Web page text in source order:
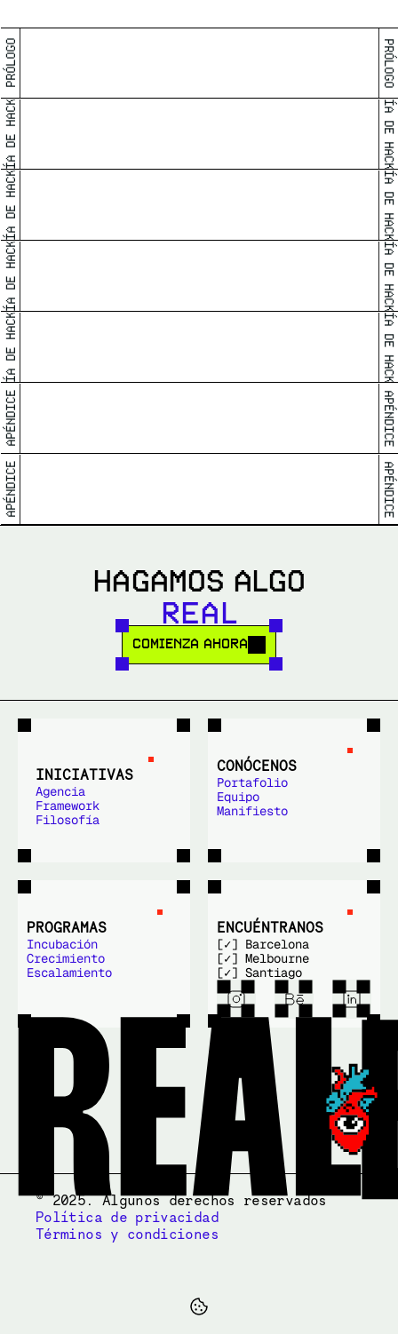
PRÓLOGO PRÓLOGO
GUÍA DE HACKEO GUÍA DE HACKEO
GUÍA DE HACKEO GUÍA DE HACKEO
GUÍA DE HACKEO GUÍA DE HACKEO
GUÍA DE HACKEO GUÍA DE HACKEO
APÉNDICE APÉNDICE
APRENDE EL NUEVO –Y MULTIDIMENSIONAL– SIGNIFICADO DE PALABRAS QUE USAS A DIARIO.
APÉNDICE APÉNDICE
HAGAMOS ALGO
REAL
COMIENZA AHORA
INICIATIVAS
Agencia
Framework
Filosofía
CONÓCENOS
Portafolio
Equipo
Manifiesto
PROGRAMAS
Incubación
Crecimiento
Escalamiento
ENCUÉNTRANOS
[✓] Barcelona
[✓] Melbourne
[✓] Santiago
© 2025. Algunos derechos reservados
Política de privacidad
Términos y condiciones